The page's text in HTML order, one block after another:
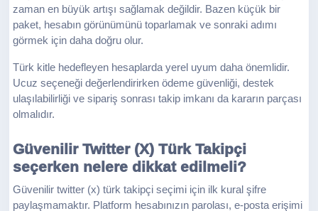
zaman en büyük artışı sağlamak değildir. Bazen küçük bir
paket, hesabın görünümünü toparlamak ve sonraki adımı
görmek için daha doğru olur.
Türk kitle hedefleyen hesaplarda yerel uyum daha önemlidir.
Ucuz seçeneği değerlendirirken ödeme güvenliği, destek
ulaşılabilirliği ve sipariş sonrası takip imkanı da kararın parçası
olmalıdır.
Güvenilir Twitter (X) Türk Takipçi
seçerken nelere dikkat edilmeli?
Güvenilir twitter (x) türk takipçi seçimi için ilk kural şifre
paylaşmamaktır. Platform hesabınızın parolası, e-posta erişimi